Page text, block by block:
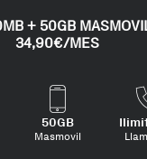
+ 50GB
34,90€/MES
50GB
Masmovil